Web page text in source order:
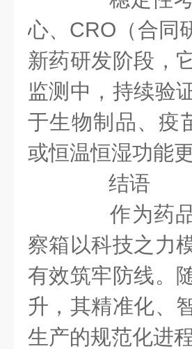
心、CRO（合同
新药研发阶段，
监测中，持续验
于生物制品、疫
或恒温恒湿功能
结语
作为药品
察箱以科技之力
有效筑牢防线。
升，其精准化、
生产的规范化进程